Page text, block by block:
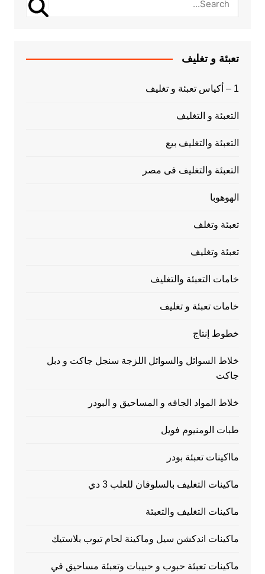
تعبئة و تغليف
1 – أكياس تعبئة و تغليف
التعبئة و التغليف
التعبئة والتغليف بيع
التعبئة والتغليف فى مصر
الهوهوبا
تعبئة وتغلف
تعبئة وتغليف
خامات التعبئة والتغليف
خامات تعبئة و تغليف
خطوط إنتاج
خلاط السوائل والسوائل اللزجة سنجل جاكت و دبل
جاكت
خلاط المواد الجافه و المساحيق و البودر
طبات الومنيوم فويل
مااكينات تعبئة بودر
ماكينات التغليف بالسلوفان للعلب 3 دي
ماكينات التغليف والتعبئة
ماكينات اندكشن سيل وماكينة لحام تيوب بلاستيك
ماكينات تعبئة حبوب و حبيبات وتعبئة مساحيق في